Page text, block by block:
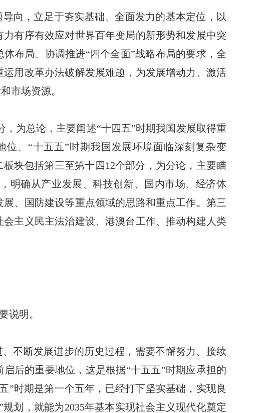
向，立足于夯实基础、全面发力的基本定位，以
有序有效应对世界百年变局的新形势和发展中突
布局、协调推进“四个全面”战略布局的要求，全
用改革办法破解发展难题，为发展增动力、激活
市场资源。
为总论，主要阐述“十四五”时期我国发展取得重
、“十五五”时期我国发展环境面临深刻复杂变
块包括第三至第十四12个部分，为分论，主要瞄
明确从产业发展、科技创新、国内市场、经济体
、国防建设等重点领域的思路和重点工作。第三
主义民主法治建设、港澳台工作、推动构建人类
说明。
不断发展进步的历史过程，需要不懈努力、接续
后的重要地位，这是根据“十五五”时期应承担的
”时期是第一个五年，已经打下坚实基础，实现良
划，就能为2035年基本实现社会主义现代化奠定